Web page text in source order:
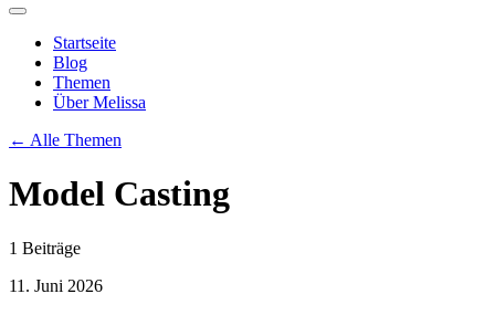
Startseite
Blog
Themen
Über Melissa
← Alle Themen
Model Casting
1 Beiträge
11. Juni 2026